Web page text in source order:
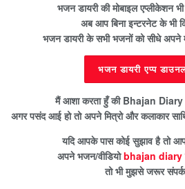
भजन डायरी की मोबाइल एप्लीकेशन
अब आप बिना इन्टरनेट के भी
भजन डायरी के सभी भजनों को सीधे
भजन डायरी एप्प
मैं आशा करता हुँ की Bhajan
अगर पसंद आई हो तो अपने मित्रो और कलाकार
यदि आपके पास कोई सुझाव है तो
अपने भजन/वीडियोbhajan diary
तो भी मुझसे जरूर